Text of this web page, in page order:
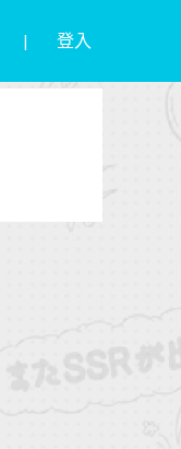
登入